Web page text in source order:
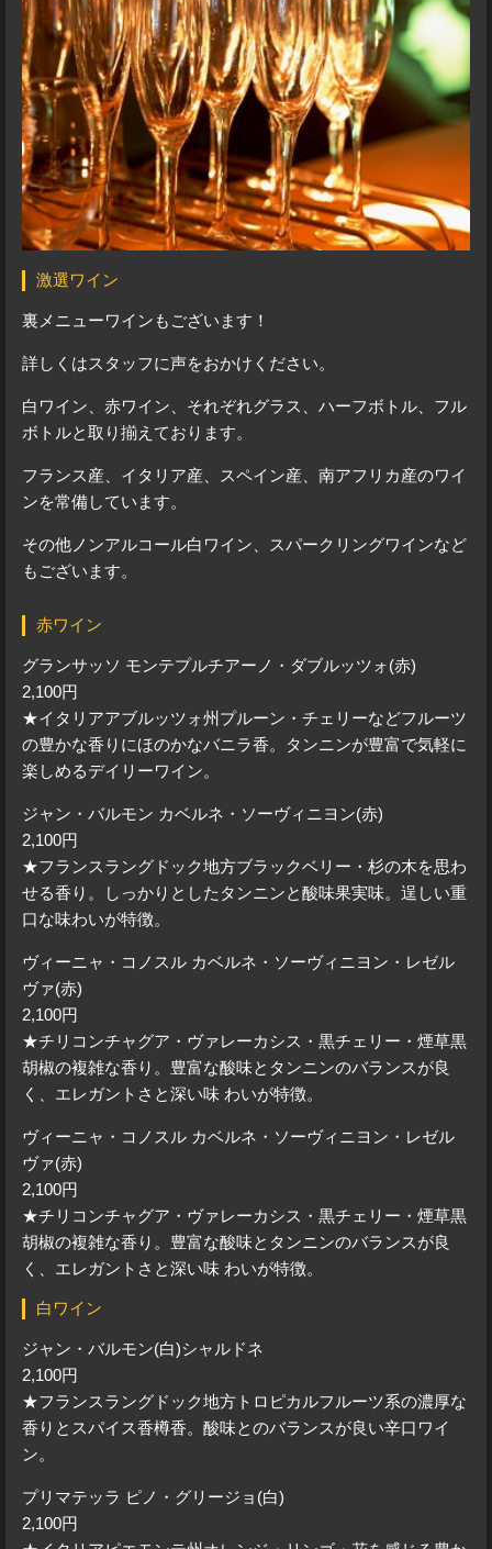
激選ワイン
裏メニューワインもございます！
詳しくはスタッフに声をおかけください。
白ワイン、赤ワイン、それぞれグラス、ハーフボトル、フル
ボトルと取り揃えております。
フランス産、イタリア産、スペイン産、南アフリカ産のワイ
ンを常備しています。
その他ノンアルコール白ワイン、スパークリングワインなど
もございます。
赤ワイン
グランサッソ モンテプルチアーノ・ダブルッツォ(赤)
2,100円
★イタリアアブルッツォ州プルーン・チェリーなどフルーツ
の豊かな香りにほのかなバニラ香。タンニンが豊富で気軽に
楽しめるデイリーワイン。
ジャン・バルモン カベルネ・ソーヴィニヨン(赤)
2,100円
★フランスラングドック地方ブラックベリー・杉の木を思わ
せる香り。しっかりとしたタンニンと酸味果実味。逞しい重
口な味わいが特徴。
ヴィーニャ・コノスル カベルネ・ソーヴィニヨン・レゼル
ヴァ(赤)
2,100円
★チリコンチャグア・ヴァレーカシス・黒チェリー・煙草黒
胡椒の複雑な香り。豊富な酸味とタンニンのバランスが良
く、エレガントさと深い味 わいが特徴。
ヴィーニャ・コノスル カベルネ・ソーヴィニヨン・レゼル
ヴァ(赤)
2,100円
★チリコンチャグア・ヴァレーカシス・黒チェリー・煙草黒
胡椒の複雑な香り。豊富な酸味とタンニンのバランスが良
く、エレガントさと深い味 わいが特徴。
白ワイン
ジャン・バルモン(白)シャルドネ
2,100円
★フランスラングドック地方トロピカルフルーツ系の濃厚な
香りとスパイス香樽香。酸味とのバランスが良い辛口ワイ
ン。
プリマテッラ ピノ・グリージョ(白)
2,100円